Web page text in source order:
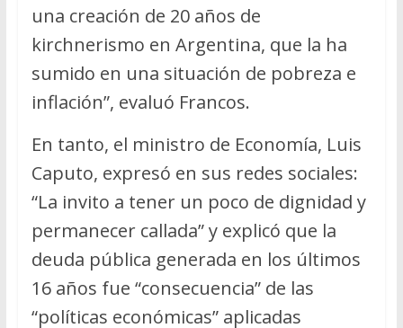
una creación de 20 años de
kirchnerismo en Argentina, que la ha
sumido en una situación de pobreza e
inflación”, evaluó Francos.
En tanto, el ministro de Economía, Luis
Caputo, expresó en sus redes sociales:
“La invito a tener un poco de dignidad y
permanecer callada” y explicó que la
deuda pública generada en los últimos
16 años fue “consecuencia” de las
“políticas económicas” aplicadas